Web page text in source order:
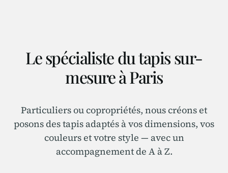
Le spécialiste du tapis sur-
mesure à Paris
Particuliers ou copropriétés, nous créons et
posons des tapis adaptés à vos dimensions, vos
couleurs et votre style — avec un
accompagnement de A à Z.